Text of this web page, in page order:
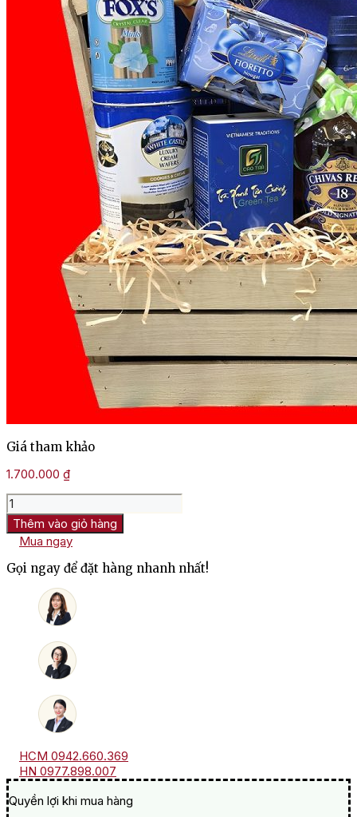
Giá tham khảo
1.700.000 ₫
Giỏ
Quà
Tết
Chivas
18
số
Thêm vào giỏ hàng
Mua ngay
Gọi ngay để đặt hàng nhanh nhất!
HCM 0942.660.369
HN 0977.898.007
Quyền lợi khi mua hàng